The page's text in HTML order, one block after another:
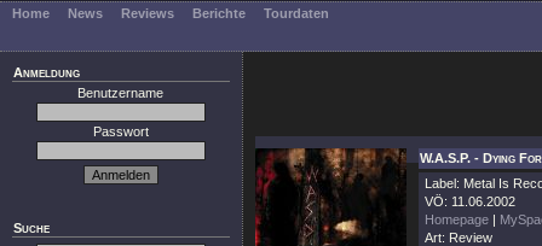
Home News Reviews Berichte Tourdaten
Anmeldung
Benutzername
Passwort
Suche
W.A.S.P. - Dying
Label: Metal Is
VÖ: 11.06.2002
Homepage |
Art: Review